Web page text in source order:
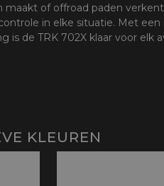
maakt of offroad paden
in elke situatie. Met
is de TRK 702X klaar voor elk
KLEUREN